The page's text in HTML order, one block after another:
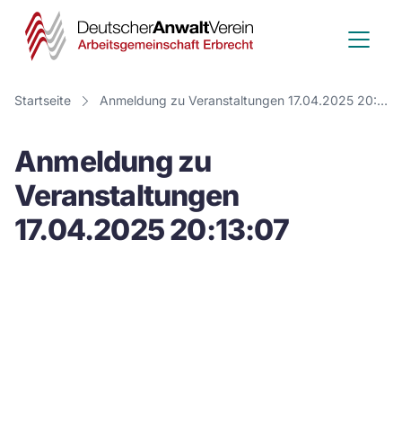
Deutscher
Anwalt
Verein
Startseite Anmeldung zu Veranstaltungen 17.04.2025 20:13:07
Anmeldung zu
Veranstaltungen
17.04.2025 20:13:07